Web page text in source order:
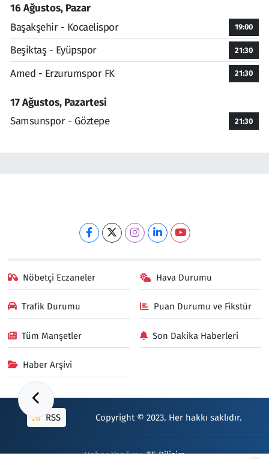
16 Ağustos, Pazar
Başakşehir - Kocaelispor
19:00
Beşiktaş - Eyüpspor 21:30
Amed - Erzurumspor FK 21:30
17 Ağustos, Pazartesi
Samsunspor - Göztepe
21:30
Nöbetçi Eczaneler Hava Durumu
Trafik Durumu Puan Durumu ve Fikstür
Tüm Manşetler Son Dakika Haberleri
Haber Arşivi
RSS Copyright © 2023. Her hakkı saklıdır.
Haber Yazılımı:TE Bilişim